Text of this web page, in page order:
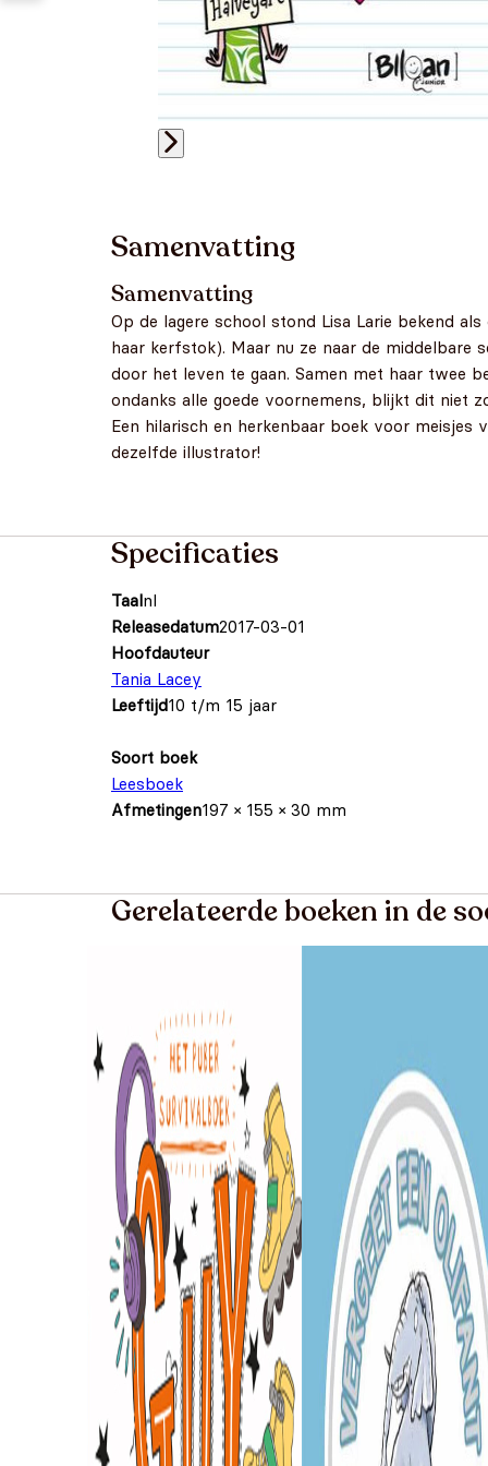
Samenvatting
Samenvatting
Op de lagere school stond Lisa Larie bekend
haar kerfstok). Maar nu ze naar de middelbare
door het leven te gaan. Samen met haar twee
ondanks alle goede voornemens, blijkt dit niet
Een hilarisch en herkenbaar boek voor meisjes
dezelfde illustrator!
Specificaties
Taalnl
Releasedatum2017-03-01
Hoofdauteur
Tania Lacey
Leeftijd10 t/m 15 jaar
Soort boek
Leesboek
Afmetingen197 × 155 × 30 mm
Gerelateerde boeken in de